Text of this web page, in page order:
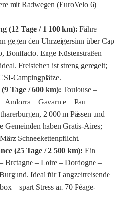
mit Radwegen (EuroVelo 6)
(12 Tage / 1 100 km): Fähre
gegen den Uhrzeigersinn über Cap
Bonifacio. Enge Küstenstraßen –
Freistehen ist streng geregelt;
Campingplätze.
Tage / 600 km): Toulouse –
Andorra – Gavarnie – Pau.
2 000 m Pässen und
Gemeinden haben Gratis-Aires;
Schneekettenpflicht.
(25 Tage / 2 500 km): Ein
Bretagne – Loire – Dordogne –
Ideal für Langzeit­reisende
– spart Stress an 70 Péage-